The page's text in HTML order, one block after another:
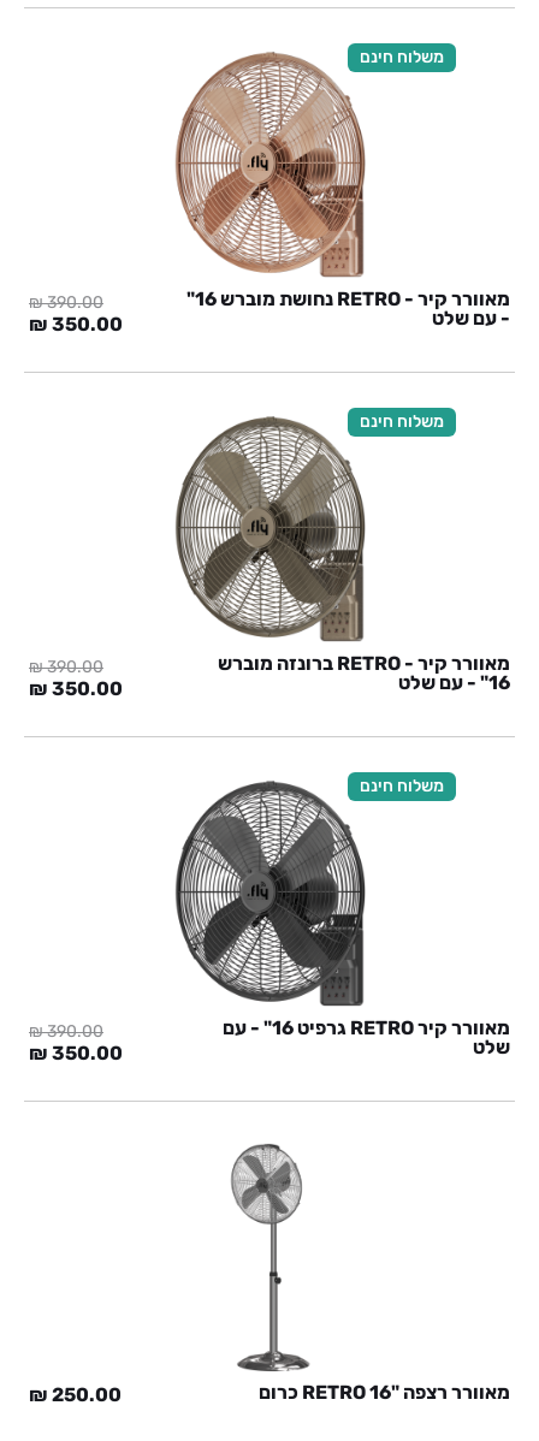
משלוח חינם
מאוורר קיר - RETRO נחושת מוברש 16"
- עם שלט
390.00
₪
המחיר
היה:
350.00
₪
משלוח חינם
מאוורר קיר - RETRO ברונזה מוברש
16" - עם שלט
390.00
₪
המחיר
היה:
350.00
₪
משלוח חינם
מאוורר קיר RETRO גרפיט 16" - עם
שלט
390.00
₪
המחיר
היה:
350.00
₪
מאוורר רצפה "RETRO 16 כרום 250.00
₪